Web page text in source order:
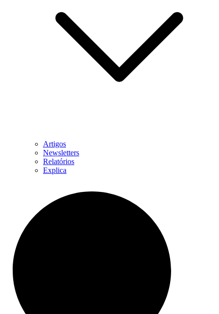
Artigos
Newsletters
Relatórios
Explica